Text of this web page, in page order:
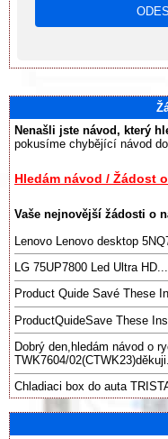
Nenašli jste návod, který
pokusíme chybějící návod
Hledám návod / Žádost
Vaše nejnovější žádosti o
Lenovo Lenovo desktop
LG 75UP7800 Led Ultra HD...
Product Quide Savé These
ProductQuideSave These
Dobrý den,hledám návod o
TWK7604/
Chladiaci box do auta